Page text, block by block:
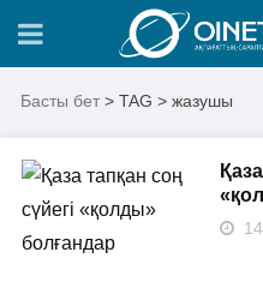
Басты бет > TAG > жазушы